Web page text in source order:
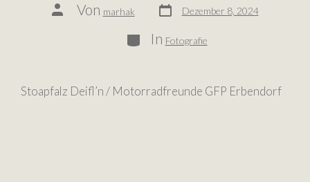
Von marhak Dezember 8, 2024
In Fotografie
Stoapfalz Deifl’n / Motorradfreunde GFP Erbendorf